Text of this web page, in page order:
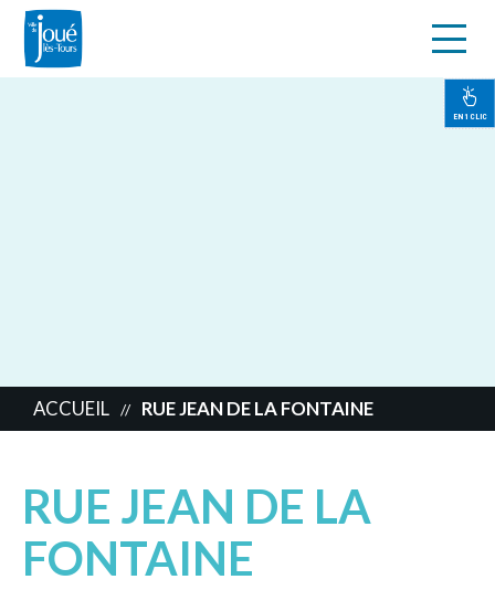
EN 1 CLIC
ACCUEIL // RUE JEAN DE LA FONTAINE
RUE JEAN DE LA
FONTAINE